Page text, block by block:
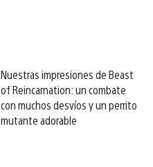
Nuestras impresiones de Beast
of Reincarnation: un combate
con muchos desvíos y un perrito
mutante adorable